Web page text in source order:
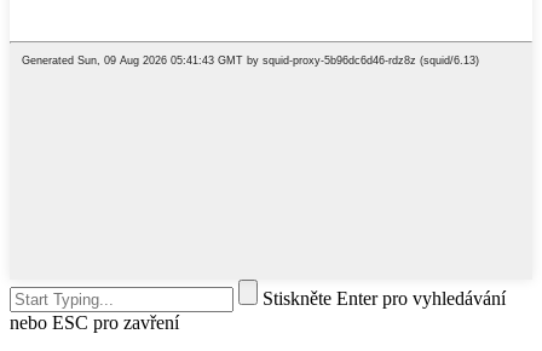
Stiskněte Enter pro vyhledávání
nebo ESC pro zavření